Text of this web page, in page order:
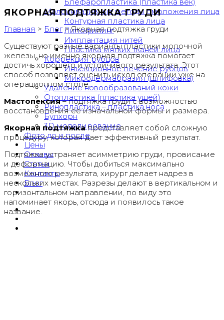
Малоинвазивные методы омоложения лица
Контурная пластика лица
Липофилинг
Имплантация нитей
Пластика мягких тканей лица
Коррекция рубцов
Инъекционное лечение рубцов
Микродермабразия (шлифовка)
Удаление новообразований кожи
Отопластика (пластика ушей)
Ринопластика – пластика носа
Булхорн
3D моделирование
Фото до и после
Цены
Отзывы
Статьи
Контакты
Блог
ЯКОРНАЯ ПОДТЯЖКА ГРУДИ
Главная > Блог>Якорная подтяжка груди
Существуют разные варианты пластики молочной
железы, но именно якорная подтяжка помогает
достичь хорошего и устойчивого результата. Этот
способ позволяет оценить исход операции уже на
операционном столе.
Мастопексия– подтяжка груди с возможностью
восстановления ее изначальной формы и размера.
Якорная подтяжкапредставляет собой сложную
процедуру, которая дает эффективный результат.
Подтяжка устраняет асимметрию груди, провисание
и деформацию. Чтобы добиться максимально
возможного результата, хирург делает надрез в
нескольких местах. Разрезы делают в вертикальном и
горизонтальном направлении, по виду это
напоминает якорь, отсюда и появилось такое
название.